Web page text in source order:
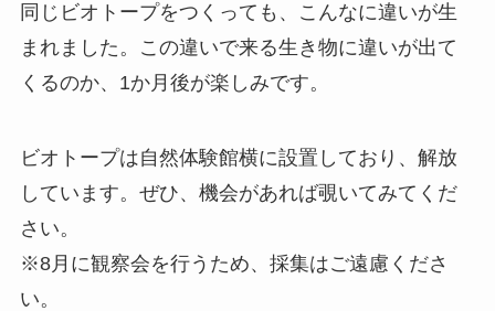
同じビオトープをつくっても、こんなに違いが生
まれました。この違いで来る生き物に違いが出て
くるのか、1か月後が楽しみです。
ビオトープは自然体験館横に設置しており、解放
しています。ぜひ、機会があれば覗いてみてくだ
さい。
※8月に観察会を行うため、採集はご遠慮くださ
い。